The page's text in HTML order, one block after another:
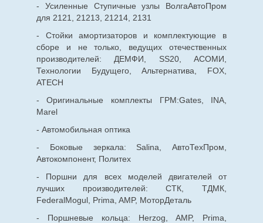
- Усиленные Ступичные узлы ВолгаАвтоПром
для 2121, 21213, 21214, 2131
- Стойки амортизаторов и комплектующие в
сборе и не только, ведущих отечественных
производителей: ДЕМФИ, SS20, АСОМИ,
Технологии Будущего, Альтернатива, FOX,
ATECH
- Оригинальные комплекты ГРМ:Gates, INA,
Marel
- Автомобильная оптика
- Боковые зеркала: Salina, АвтоТехПром,
Автокомпонент, Политех
- Поршни для всех моделей двигателей от
лучших производителей: СТК, ТДМК,
FederalMogul, Prima, AMP, МоторДеталь
- Поршневые кольца: Herzog, AMP, Prima,